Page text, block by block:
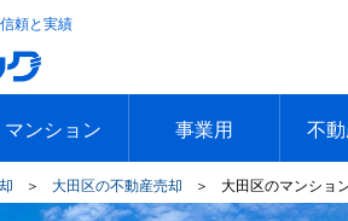
頼と実績
マンション
リアで探す
線で探す
日のおすすめ物件
週のおすすめ物件
事業用
エリアで探す
沿線で探す
本日のおすすめ物件
今週のおすすめ物件
不
不動
簡単
不動
不動
海外
＞ 大田区の不動産売却 ＞ 大田区のマンショ